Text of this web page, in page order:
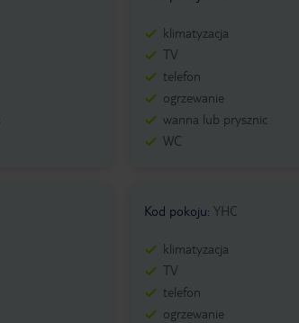
klimatyzacja
TV
telefon
ogrzewanie
wanna lub prysznic
WC
Kod pokoju: YHC
klimatyzacja
TV
telefon
ogrzewanie